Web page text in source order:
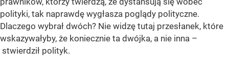
polityki, tak naprawdę wygłasza poglądy polityczne.
Dlaczego wybrał dwóch? Nie widzę tutaj przesłanek, które
wskazywałyby, że koniecznie ta dwójka, a nie inna –
stwierdził polityk.